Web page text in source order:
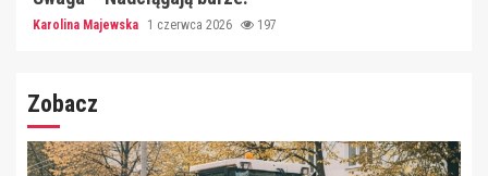
Karolina Majewska 1 czerwca 2026 197
Zobacz